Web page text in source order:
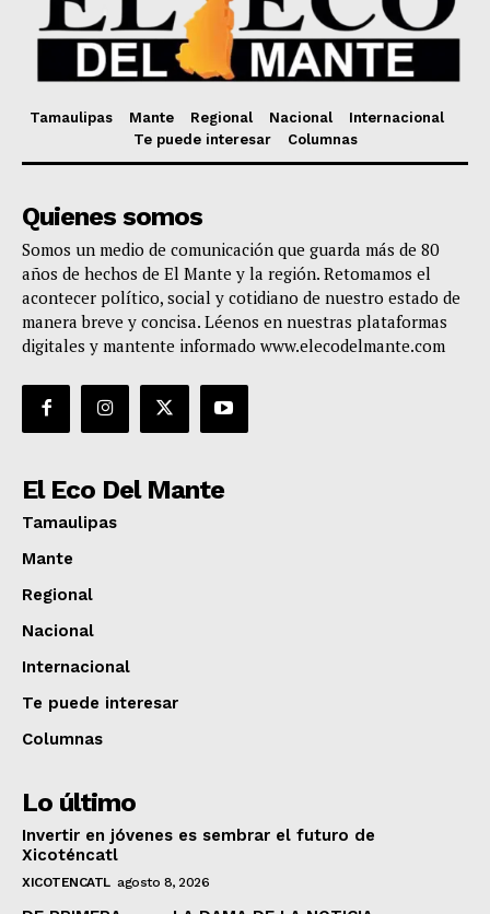
Tamaulipas Mante Regional Nacional
Internacional
Te puede interesar
Columnas
Quienes somos
Somos un medio de comunicación que guarda más de 80
años de hechos de El Mante y la región. Retomamos el
acontecer político, social y cotidiano de nuestro estado de
manera breve y concisa. Léenos en nuestras plataformas
digitales y mantente informado www.elecodelmante.com
El Eco Del Mante
Tamaulipas
Mante
Regional
Nacional
Internacional
Te puede interesar
Columnas
Lo último
Invertir en jóvenes es sembrar el futuro de
Xicoténcatl
XICOTENCATL agosto 8, 2026